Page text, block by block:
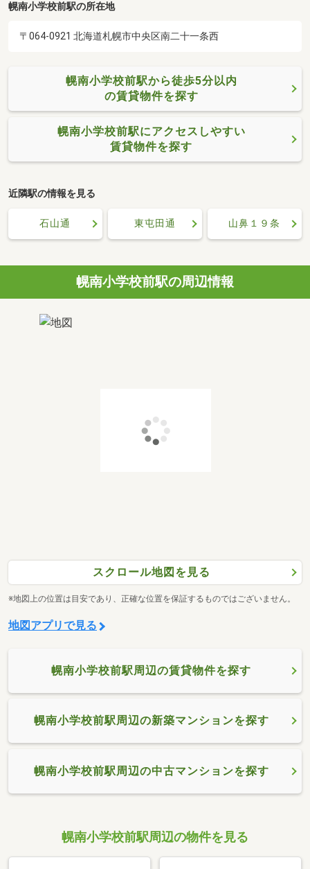
幌南小学校前駅の所在地
〒064-0921 北海道札幌市中央区南二十一条西
幌南小学校前駅から徒歩5分以内
の賃貸物件を探す
幌南小学校前駅にアクセスしやすい
賃貸物件を探す
近隣駅の情報を見る
石山通 東屯田通 山鼻１９条
幌南小学校前駅の周辺情報
スクロール地図を見る
※地図上の位置は目安であり、正確な位置を保証するものではございません。
地図アプリで見る
幌南小学校前駅周辺の賃貸物件を探す
幌南小学校前駅周辺の新築マンションを探す
幌南小学校前駅周辺の中古マンションを探す
幌南小学校前駅周辺の物件を見る